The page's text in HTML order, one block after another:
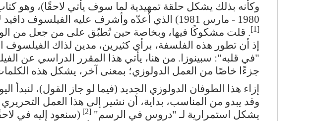
وكأنه بذلك يشكل حلقة تمهيدية لما سوف يأتي لاحقًا)، وهو
1980 - مارس 1981) الذي أعدّه وأشرف عليه الفيلسوف دافيد لابوجاد، عن منشورات "مينوي"
[1]
. قلت مشكوكًا فيها، وبخاصة حين تُطبّق على من جعل من
إذ أن تطور هذه الفلسفة، برأي كثيرين، مدين لذاك الفيلسوف
"في قلبه": سبينوزا. من هنا، يأتي هذا المقرر الدراسي عن
جزءًا خاصًا من العمل الدولوزي؛ بمعنى آخر، يشكل هذه
إزاء هذا الطوفان الدولوزي الجديد (فيما لو جاز القول)، لنبدأ
وقد يبدو من المناسب، بداية، أن نشير إلى هذا العمل التحريري
يشكل استمرارية لـ "دروس في الرسم" [2]
(سنعود إليه في